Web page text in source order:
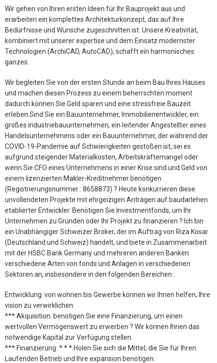
Wir gehen von Ihren ersten Ideen für Ihr Bauprojekt aus und
erarbeiten ein komplettes Architekturkonzept, das auf Ihre
Bedürfnisse und Wünsche zugeschnitten ist. Unsere Kreativität,
kombiniert mit unserer expertise und dem Einsatz modernster
Technologien (ArchiCAD, AutoCAD), schafft ein harmonisches
ganzes.
Wir begleiten Sie von der ersten Stunde an beim Bau Ihres Hauses
und machen diesen Prozess zu einem beherrschten moment
dadurch können Sie Geld sparen und eine stressfreie Bauzeit
erleben.Sind Sie ein Bauunternehmer, Immobilienentwickler, ein
großes industriebauunternehmen, ein leitender Angestellter eines
Handelsunternehmens oder ein Bauunternehmer, der während der
COVID-19-Pandemie auf Schwierigkeiten gestoßen ist, sei es
aufgrund steigender Materialkosten, Arbeitskräftemangel oder
wenn Sie CFO eines Unternehmens in einer Krise sind und Geld von
einem lizenzierten Makler-Kreditnehmer benötigen
(Registrierungsnummer : 8658873) ? Heute konkurrieren diese
unvollendeten Projekte mit ehrgeizigen Anträgen auf baudarlehen
etablierter Entwickler. Benötigen Sie Investmentfonds, um Ihr
Unternehmen zu Gründen oder Ihr Projekt zu finanzieren ? Ich bin
ein Unabhängiger Schweizer Broker, der im Auftrag von Riza Kosar
(Deutschland und Schweiz) handelt, und biete in Zusammenarbeit
mit der HSBC Bank Germany und mehreren anderen Banken
verschiedene Arten von fonds und Anlagen in verschiedenen
Sektoren an, insbesondere in den folgenden Bereichen :
Entwicklung: von wohnen bis Gewerbe können wir Ihnen helfen, Ihre
vision zu verwirklichen.
*** Akquisition: benötigen Sie eine Finanzierung, um einen
wertvollen Vermögenswert zu erwerben ? Wir können Ihnen das
notwendige Kapital zur Verfügung stellen.
*** Finanzierung: * * * Holen Sie sich die Mittel, die Sie für Ihren
Laufenden Betrieb und Ihre expansion benötigen.